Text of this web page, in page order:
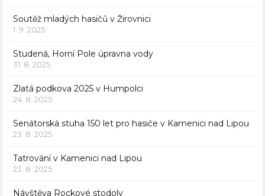
Soutěž mladých hasičů v Žirovnici
1. 9. 2025
Studená, Horní Pole úpravna vody
31. 8. 2025
Zlatá podkova 2025 v Humpolci
24. 8. 2025
Senátorská stuha 150 let pro hasiče v Kamenici nad Lipou
23. 8. 2025
Tatrování v Kamenici nad Lipou
23. 8. 2025
Návštěva Rockové stodoly